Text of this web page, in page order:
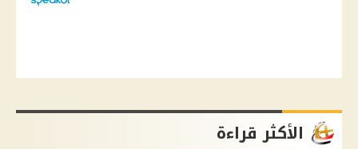
الأكثر قراءة